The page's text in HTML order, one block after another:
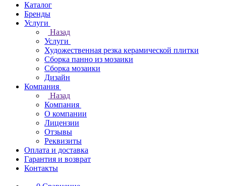
Каталог
Бренды
Услуги
Назад
Услуги
Художественная резка керамической плитки
Сборка панно из мозаики
Сборка мозаики
Дизайн
Компания
Назад
Компания
О компании
Лицензии
Отзывы
Реквизиты
Оплата и доставка
Гарантия и возврат
Контакты